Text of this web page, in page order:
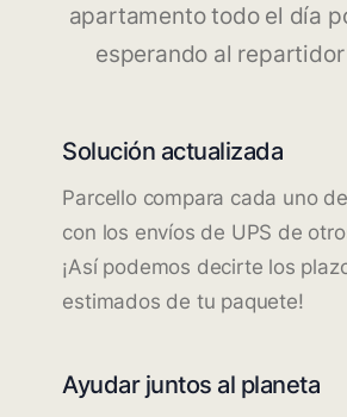
apartamento todo el día
esperando al repartidor
Solución actualizada
Parcello compara cada uno
con los envíos de UPS de
¡Así podemos decirte los
estimados de tu paquete!
Ayudar juntos al planeta